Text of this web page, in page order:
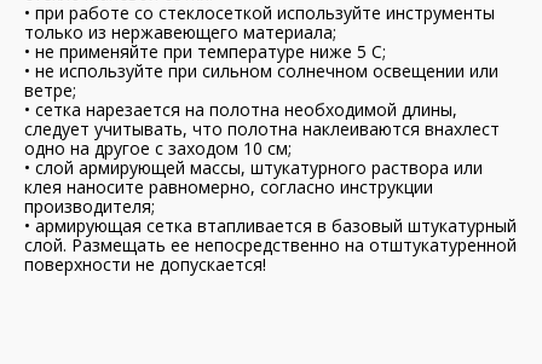
• при работе со стеклосеткой используйте инструменты
только из нержавеющего материала;
• не применяйте при температуре ниже 5 С;
• не используйте при сильном солнечном освещении или
ветре;
• сетка нарезается на полотна необходимой длины,
следует учитывать, что полотна наклеиваются внахлест
одно на другое с заходом 10 см;
• слой армирующей массы, штукатурного раствора или
клея наносите равномерно, согласно инструкции
производителя;
• армирующая сетка втапливается в базовый штукатурный
слой. Размещать ее непосредственно на отштукатуренной
поверхности не допускается!